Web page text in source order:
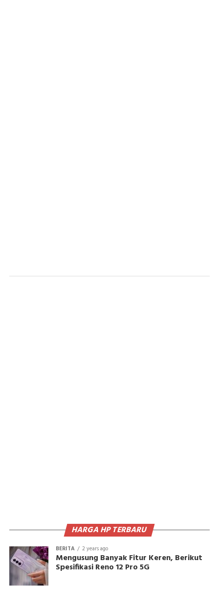
HARGA HP TERBARU
BERITA 2 years ago
Mengusung Banyak Fitur Keren, Berikut
Spesifikasi Reno 12 Pro 5G